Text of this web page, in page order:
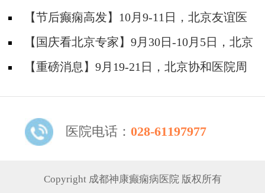
神经内科胡颖教授亲临成都会诊，破解癫痫疑难
【节后癫痫高发】10月9-11日，北京友谊医
院陈葵博士免费会诊+治疗援助，破解癫痫难
题！
【国庆看北京专家】9月30日-10月5日，北京
天坛&首钢医院两大专家蓉城亲诊+癫痫大额救
【重磅消息】9月19-21日，北京协和医院周
线！
医院电话： 028-61197977
Copyright 成都神康癫痫病医院 版权所有